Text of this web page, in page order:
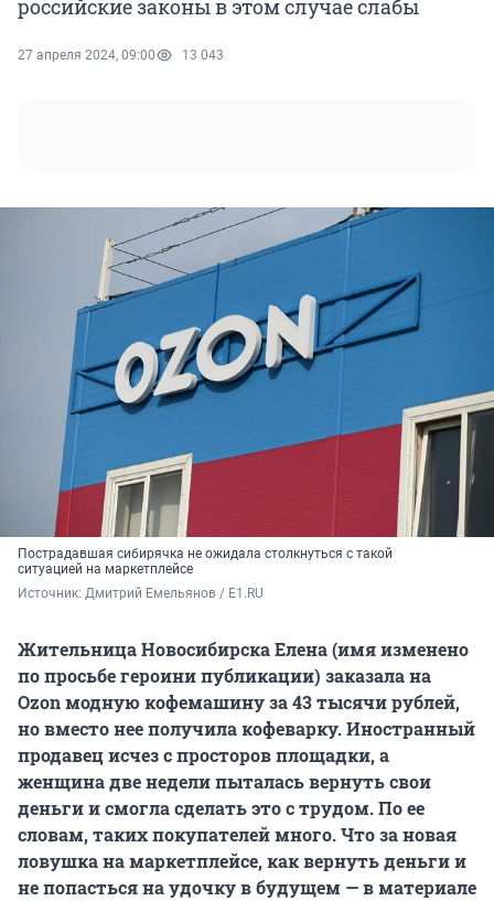
российские законы в этом случае слабы
27 апреля 2024, 09:00 13 043
Пострадавшая сибирячка не ожидала столкнуться с такой
ситуацией на маркетплейсе
Источник: Дмитрий Емельянов / E1.RU
Жительница Новосибирска Елена (имя изменено
по просьбе героини публикации) заказала на
Ozon модную кофемашину за 43 тысячи рублей,
но вместо нее получила кофеварку. Иностранный
продавец исчез с просторов площадки, а
женщина две недели пыталась вернуть свои
деньги и смогла сделать это с трудом. По ее
словам, таких покупателей много. Что за новая
ловушка на маркетплейсе, как вернуть деньги и
не попасться на удочку в будущем — в материале